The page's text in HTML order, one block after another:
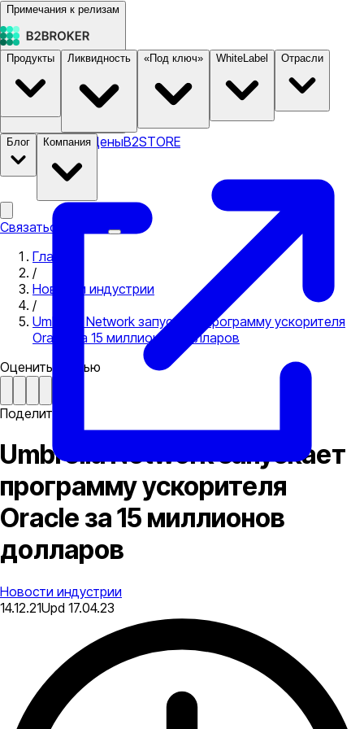
Примечания к релизам
Документация ЦеныB2STORE
Продукты Ликвидность «Под ключ» WhiteLabel Отрасли
Блог Компания
Связаться с нами
Главная
/
Новости индустрии
/
Umbrella Network запускает программу ускорителя
Oracle за 15 миллионов долларов
Оценить статью
Поделиться
Umbrella Network запускает
программу ускорителя
Oracle за 15 миллионов
долларов
Новости индустрии
14.12.21Upd 17.04.23